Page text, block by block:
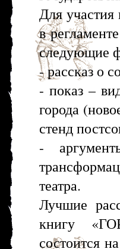
Для
в
следующие
- рассказ о
- показ –
города
стенд
-
театра.
Лучшие
книгу
состоится